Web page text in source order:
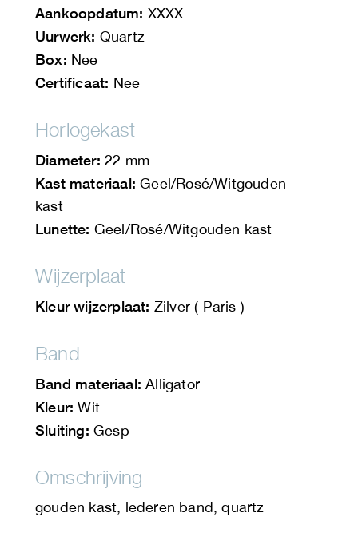
Aankoopdatum: XXXX
Uurwerk: Quartz
Box: Nee
Certificaat: Nee
Horlogekast
Diameter: 22 mm
Kast materiaal: Geel/Rosé/Witgouden
kast
Lunette: Geel/Rosé/Witgouden kast
Wijzerplaat
Kleur wijzerplaat: Zilver ( Paris )
Band
Band materiaal: Alligator
Kleur: Wit
Sluiting: Gesp
Omschrijving
gouden kast, lederen band, quartz